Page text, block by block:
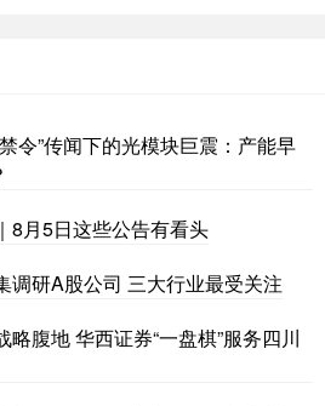
令”传闻下的光模块巨震：产能早
8月5日这些公告有看头
调研A股公司 三大行业最受关注
腹地 华西证券“一盘棋”服务四川